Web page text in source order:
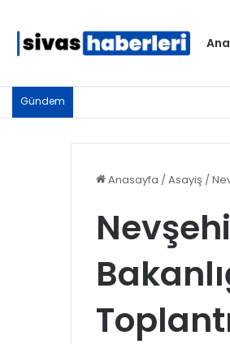
Gündem
Anasayfa /Asayiş /